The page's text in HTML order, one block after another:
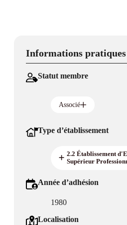
Informations pratiques
Statut membre
Associé
Type d’établissement
2.2 Établissement
Supérieur
Année d’adhésion
1980
Localisation